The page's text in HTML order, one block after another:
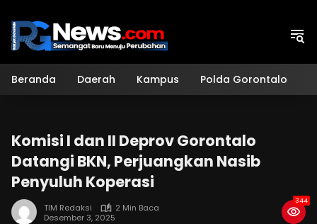
konten
Beranda Daerah Kampus Polda Gorontalo
Komisi I dan II Deprov Gorontalo
Datangi BKN, Perjuangkan Nasib
Penyuluh Koperasi
TIM Redaksi
2 Min Baca
Desember 3, 2025
344